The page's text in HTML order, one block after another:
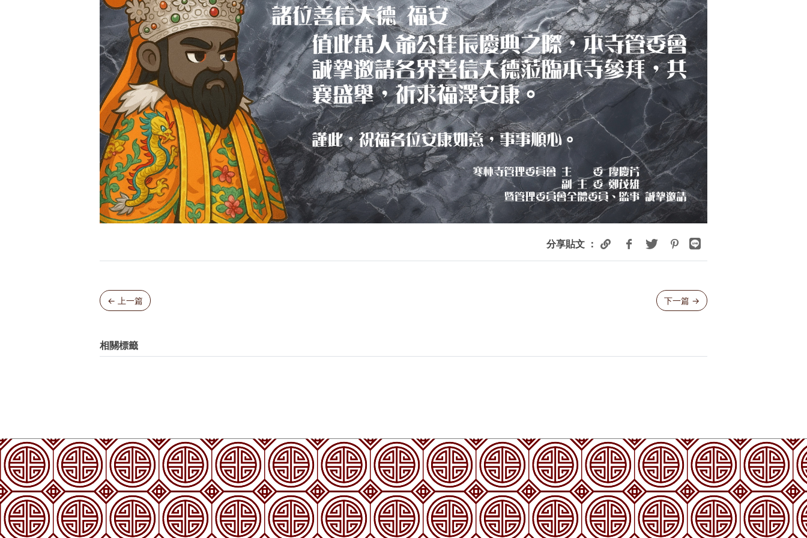
分享貼文 ：
← 上一篇 下一篇→
相關標籤